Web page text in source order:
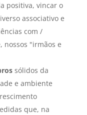
positiva, vincar o
associativo e
com /
nossos "irmãos e
sólidos da
e ambiente
que, na